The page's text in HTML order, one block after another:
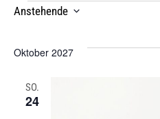
Anstehende
Oktober 2027
SO.
24